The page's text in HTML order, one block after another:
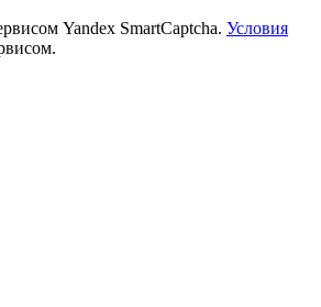
Yandex SmartCaptcha. Условия